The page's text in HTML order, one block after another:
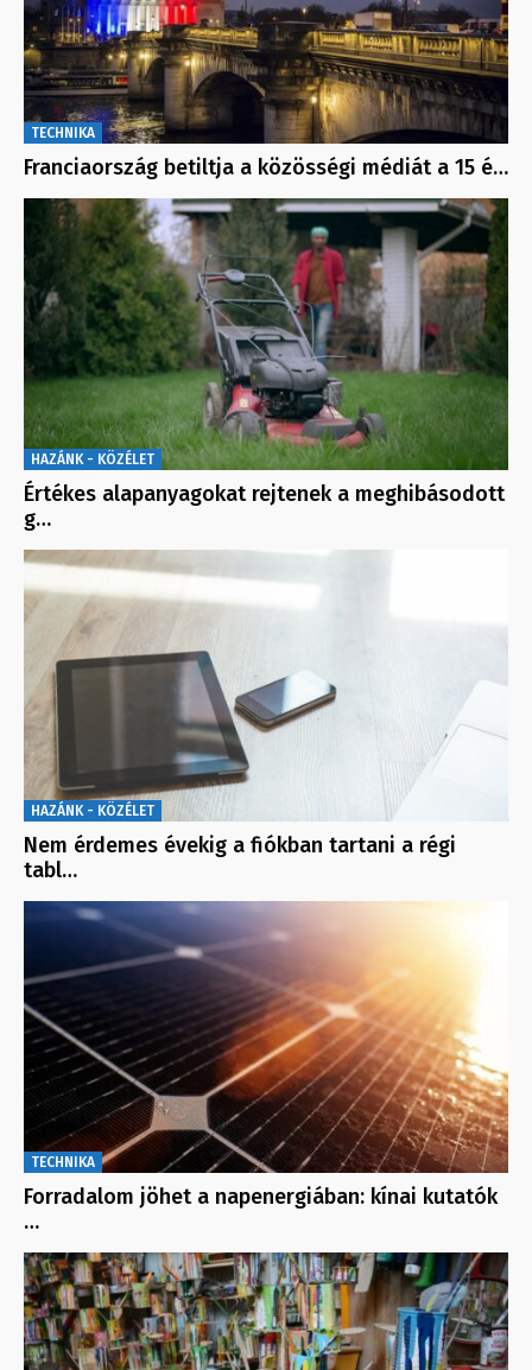
TECHNIKA
Franciaország betiltja a közösségi médiát a 15 é…
HAZÁNK - KÖZÉLET
Értékes alapanyagokat rejtenek a meghibásodott
g…
HAZÁNK - KÖZÉLET
Nem érdemes évekig a fiókban tartani a régi
tabl…
TECHNIKA
Forradalom jöhet a napenergiában: kínai kutatók
…